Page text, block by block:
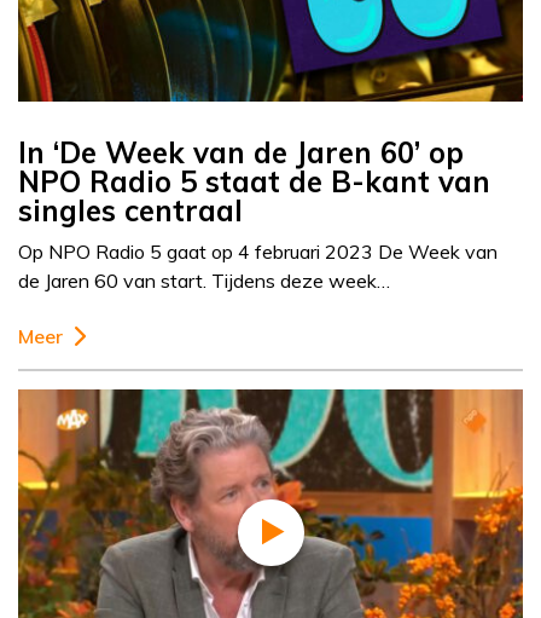
In ‘De Week van de Jaren 60’ op
NPO Radio 5 staat de B-kant van
singles centraal
Op NPO Radio 5 gaat op 4 februari 2023 De Week van
de Jaren 60 van start. Tijdens deze week…
Meer